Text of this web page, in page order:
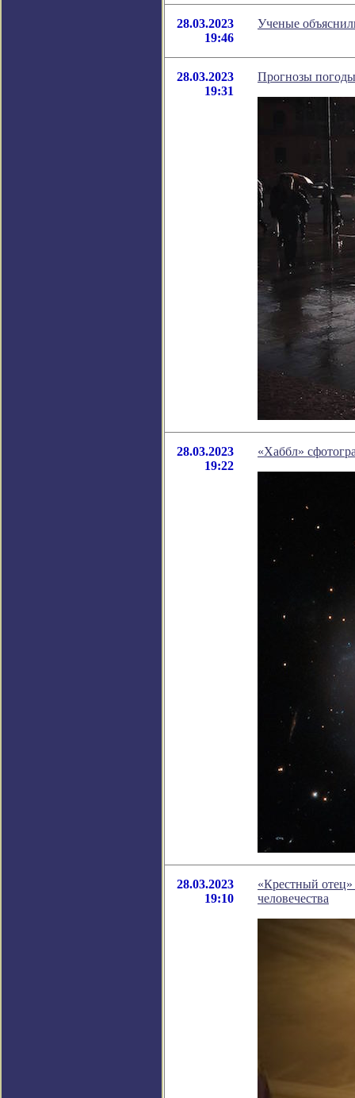
28.03.2023
19:46
Ученые
28.03.2023
19:31
Прогнозы
28.03.2023
19:22
«Хаббл»
28.03.2023
19:10
«Крестный
человечества